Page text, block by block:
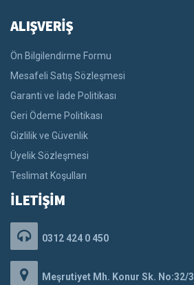
ALIŞVERİŞ
Ön Bilgilendirme Formu
Mesafeli Satış Sözleşmesi
Garanti ve İade Politikası
Geri Ödeme Politikası
Gizlilik ve Güvenlik
Üyelik Sözleşmesi
Teslimat Koşulları
İLETİŞİM
0312 424 0 450
Meşrutiyet Mh. Konur Sk. No:32/3